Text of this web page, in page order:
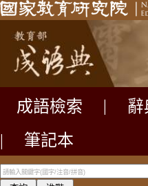
成語檢索
|
筆記本